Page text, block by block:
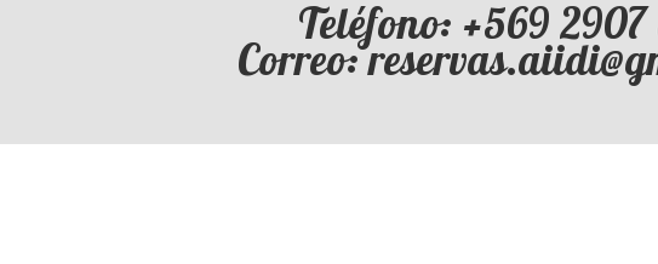
Teléfono: +569
Correo: